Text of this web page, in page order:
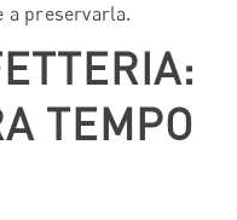
a preservarla.
TEMPO